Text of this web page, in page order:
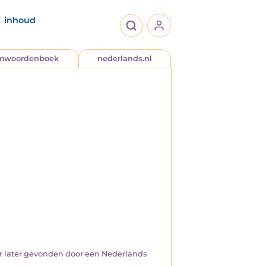
inhoud
nederlands.nl
later gevonden door een Nederlands